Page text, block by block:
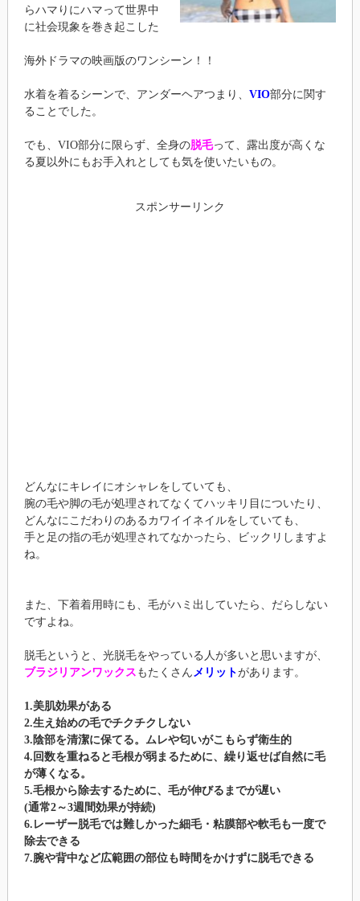
らハマりにハマって世界中
に社会現象を巻き起こした
海外ドラマの映画版のワンシーン！！
水着を着るシーンで、アンダーヘアつまり、 VIO部分に関す
ることでした。
でも、VIO部分に限らず、全身の脱毛って、露出度が高くな
る夏以外にもお手入れとしても気を使いたいもの。
スポンサーリンク
どんなにキレイにオシャレをしていても、
腕の毛や脚の毛が処理されてなくてハッキリ目についたり、
どんなにこだわりのあるカワイイネイルをしていても、
手と足の指の毛が処理されてなかったら、ビックリしますよ
ね。
また、下着着用時にも、毛がハミ出していたら、だらしない
ですよね。
脱毛というと、光脱毛をやっている人が多いと思いますが、
ブラジリアンワックス もたくさん メリットがあります。
1.美肌効果がある
2.生え始めの毛でチクチクしない
3.陰部を清潔に保てる。ムレや匂いがこもらず衛生的
4.回数を重ねると毛根が弱まるために、繰り返せば自然に毛
が薄くなる。
5.毛根から除去するために、毛が伸びるまでが遅い
(通常2～3週間効果が持続)
6.レーザー脱毛では難しかった細毛・粘膜部や軟毛も一度で
除去できる
7.腕や背中など広範囲の部位も時間をかけずに脱毛できる